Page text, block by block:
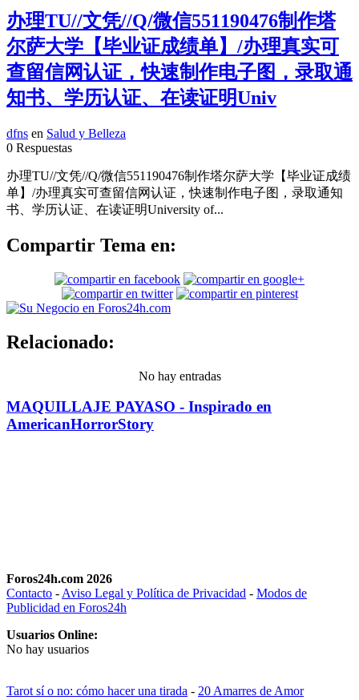
办理TU//文凭//Q/微信551190476制作塔
尔萨大学【毕业证成绩单】/办理真实可
查留信网认证，快速制作电子图，录取通
知书、学历认证、在读证明Univ
dfns en Salud y Belleza
0 Respuestas
办理TU//文凭//Q/微信551190476制作塔尔萨大学【毕业证成绩
单】/办理真实可查留信网认证，快速制作电子图，录取通知
书、学历认证、在读证明University of...
Compartir Tema en:
Relacionado:
No hay entradas
MAQUILLAJE PAYASO - Inspirado en
AmericanHorrorStory
Foros24h.com 2026
Contacto - Aviso Legal y Política de Privacidad - Modos de
Publicidad en Foros24h
Usuarios Online:
No hay usuarios
Tarot sí o no: cómo hacer una tirada - 20 Amarres de Amor